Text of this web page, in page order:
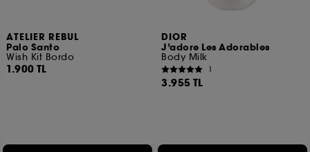
ATELIER REBUL
Palo Santo
Wish Kit Bordo
1.900 TL
DIOR
J’adore Les Adorables
Body Milk
1
3.955 TL